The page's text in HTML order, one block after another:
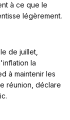
à ce que le
légèrement.
de juillet,
la
à maintenir les
réunion, déclare